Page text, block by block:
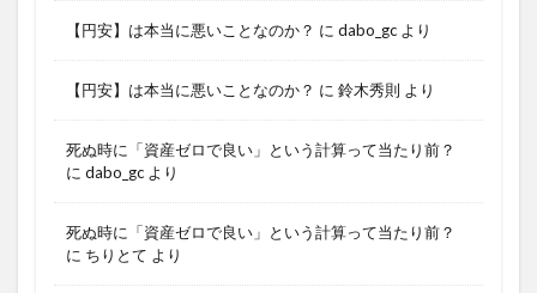
【円安】は本当に悪いことなのか？ に dabo_gc より
【円安】は本当に悪いことなのか？ に 鈴木秀則 より
死ぬ時に「資産ゼロで良い」という計算って当たり前？
に dabo_gc より
死ぬ時に「資産ゼロで良い」という計算って当たり前？
に ちりとて より